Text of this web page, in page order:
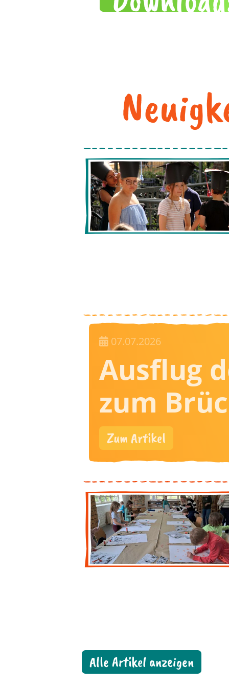
07.07.2026
Ausflug
zum
Zum Artikel
Alle Artikel anzeigen